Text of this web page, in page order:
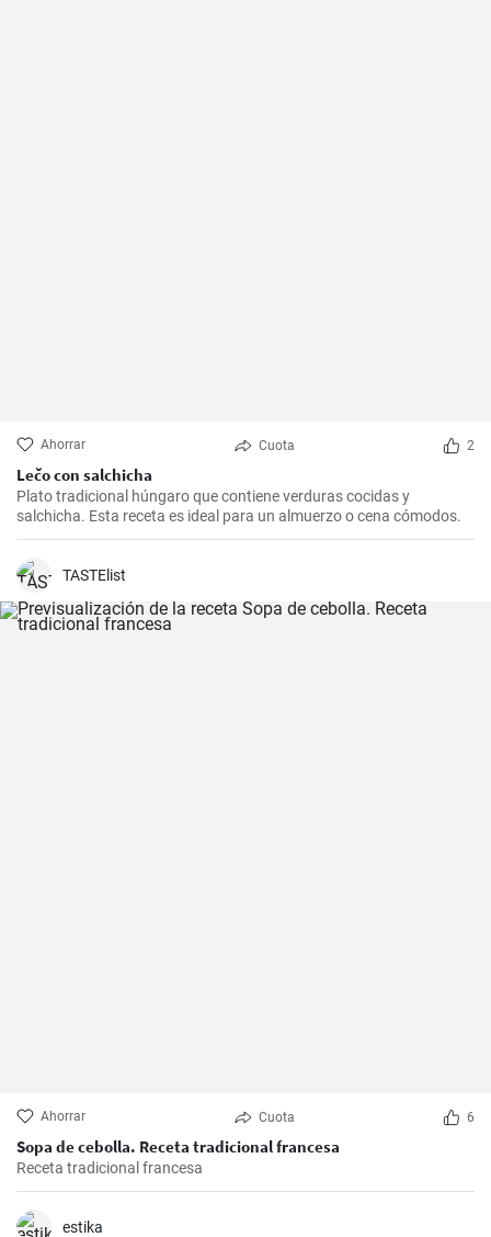
Ahorrar Cuota 2
Lečo con salchicha
Plato tradicional húngaro que contiene verduras cocidas y
salchicha. Esta receta es ideal para un almuerzo o cena cómodos.
TASTElist
Ahorrar Cuota 6
Sopa de cebolla. Receta tradicional francesa
Receta tradicional francesa
estika